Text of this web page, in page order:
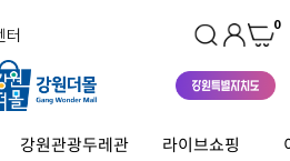
터 0
강원관광두레관 라이브쇼핑